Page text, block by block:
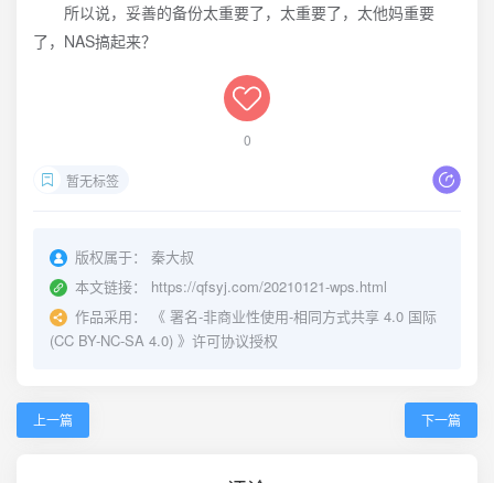
所以说，妥善的备份太重要了，太重要了，太他妈重要
了，NAS搞起来？
0
暂无标签
版权属于：
秦大叔
本文链接：
https://qfsyj.com/20210121-wps.html
作品采用：
《 署名-非商业性使用-相同方式共享 4.0 国际
(CC BY-NC-SA 4.0) 》许可协议授权
上一篇 下一篇